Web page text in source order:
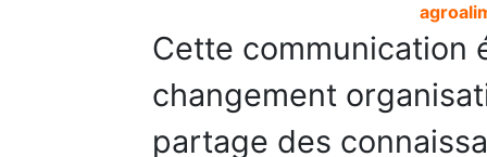
Cette communication
changement
partage des